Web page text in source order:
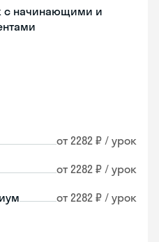
с начинающими и
от 2282 ₽ / урок
от 2282 ₽ / урок
от 2282 ₽ / урок